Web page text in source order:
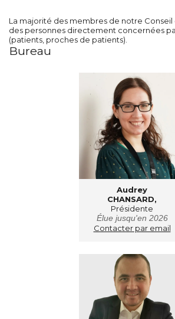
SOIGNER AUJOURD'HUI
DE COMBAT
La majorité des membres de notre
des personnes directement concernées
(patients, proches de patients).
Bureau
Audrey
CHANSARD,
Présidente
Élue jusqu'en 2026
Contacter par email